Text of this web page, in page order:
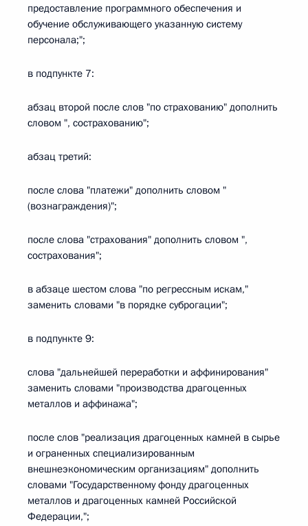
предоставление программного обеспечения и
обучение обслуживающего указанную систему
персонала;";
в подпункте 7:
абзац второй после слов "по страхованию" дополнить
словом ", сострахованию";
абзац третий:
после слова "платежи" дополнить словом "
(вознаграждения)";
после слова "страхования" дополнить словом ",
сострахования";
в абзаце шестом слова "по регрессным искам,"
заменить словами "в порядке суброгации";
в подпункте 9:
слова "дальнейшей переработки и аффинирования"
заменить словами "производства драгоценных
металлов и аффинажа";
после слов "реализация драгоценных камней в сырье
и ограненных специализированным
внешнеэкономическим организациям" дополнить
словами "Государственному фонду драгоценных
металлов и драгоценных камней Российской
Федерации,";